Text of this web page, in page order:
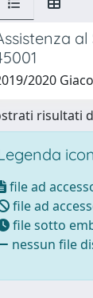
2020
risultati
file ad
file ad
file sotto
nessun file